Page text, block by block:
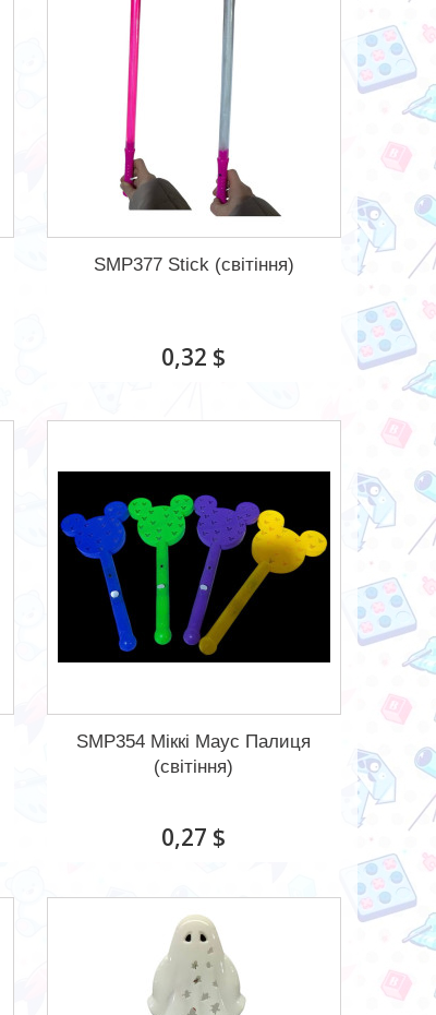
SMP377 Stick (світіння)
0,32 $
SMP354 Міккі Маус Палиця
(світіння)
0,27 $